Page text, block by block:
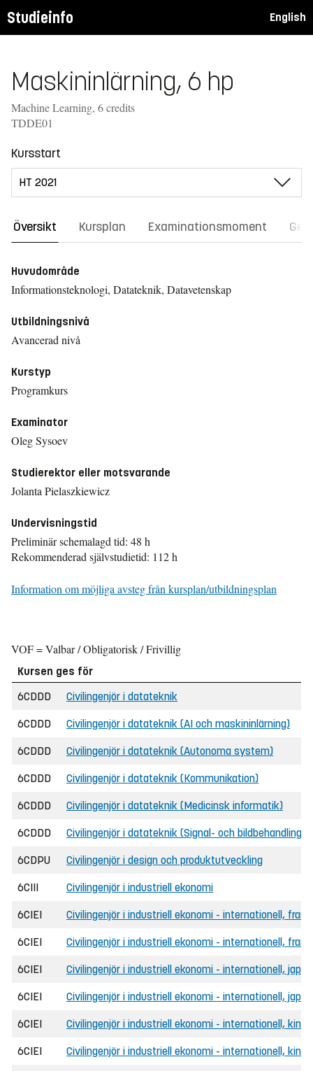
Studieinfo English
Maskininlärning, 6 hp
Machine Learning, 6 credits
TDDE01
Kursstart
Översikt Kursplan Examinationsmoment
Huvudområde
Informationsteknologi, Datateknik, Datavetenskap
Utbildningsnivå
Avancerad nivå
Kurstyp
Programkurs
Examinator
Oleg Sysoev
Studierektor eller motsvarande
Jolanta Pielaszkiewicz
Undervisningstid
Preliminär schemalagd tid: 48 h
Rekommenderad självstudietid: 112 h
Information om möjliga avsteg från kursplan/utbildningsplan
VOF = Valbar / Obligatorisk / Frivillig
Kursen ges för
6CDDD
Civilingenjör i datateknik
6CDDD Civilingenjör i datateknik (AI och maskininlärning)
6CDDD Civilingenjör i datateknik (Autonoma system)
6CDDD Civilingenjör i datateknik (Kommunikation)
6CDDD Civilingenjör i datateknik (Medicinsk informatik)
6CDDD Civilingenjör i datateknik (Signal- och bildbehandling)
6CDPU Civilingenjör i design och produktutveckling
6CIII Civilingenjör i industriell ekonomi
6CIEI Civilingenjör i industriell ekonomi - internationell,
6CIEI Civilingenjör i industriell ekonomi - internationell,
6CIEI Civilingenjör i industriell ekonomi - internationell,
6CIEI Civilingenjör i industriell ekonomi - internationell,
6CIEI Civilingenjör i industriell ekonomi - internationell,
6CIEI Civilingenjör i industriell ekonomi - internationell,